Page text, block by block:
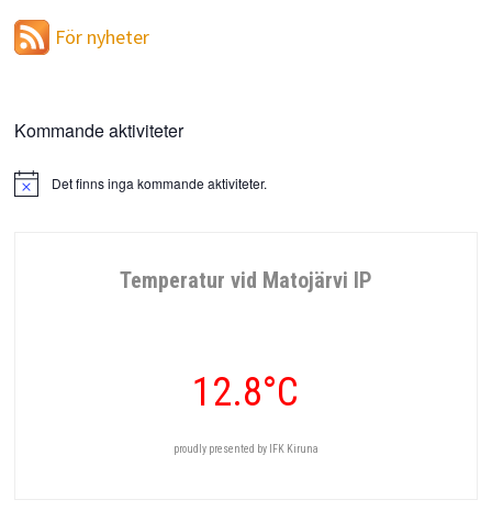
För nyheter
Kommande aktiviteter
Notis Det finns inga kommande aktiviteter.
Temperatur vid Matojärvi IP
12.8°C
proudly presented by IFK Kiruna